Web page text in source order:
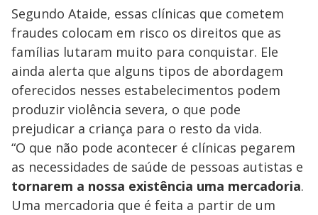
Segundo Ataide, essas clínicas que cometem
fraudes colocam em risco os direitos que as
famílias lutaram muito para conquistar. Ele
ainda alerta que alguns tipos de abordagem
oferecidos nesses estabelecimentos podem
produzir violência severa, o que pode
prejudicar a criança para o resto da vida.
“O que não pode acontecer é clínicas pegarem
as necessidades de saúde de pessoas autistas e
tornarem a nossa existência uma mercadoria.
Uma mercadoria que é feita a partir de um